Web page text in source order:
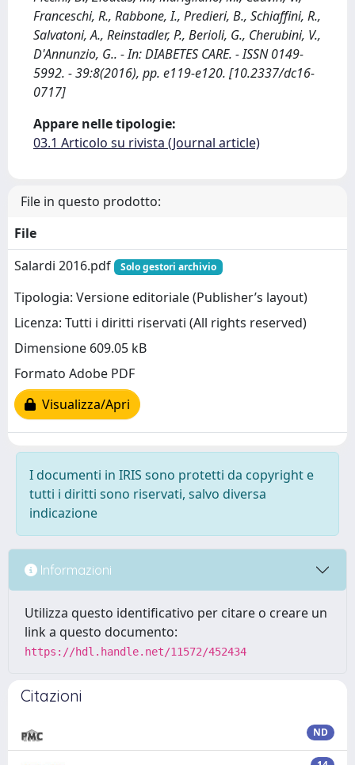
Franceschi, R., Rabbone, I., Predieri, B., Schiaffini, R.,
Salvatoni, A., Reinstadler, P., Berioli, G., Cherubini, V.,
D'Annunzio, G.. - In: DIABETES CARE. - ISSN 0149-
5992. - 39:8(2016), pp. e119-e120. [10.2337/dc16-
0717]
Appare nelle tipologie:
03.1 Articolo su rivista (Journal article)
File in questo prodotto:
File
Salardi 2016.pdf
Solo gestori archivio
Tipologia: Versione editoriale (Publisher’s layout)
Licenza: Tutti i diritti riservati (All rights reserved)
Dimensione 609.05 kB
Formato Adobe PDF
Visualizza/Apri
I documenti in IRIS sono protetti da copyright e
tutti i diritti sono riservati, salvo diversa
indicazione
Informazioni
Utilizza questo identificativo per citare o creare un
link a questo documento:
https://hdl.handle.net/11572/452434
Citazioni
ND